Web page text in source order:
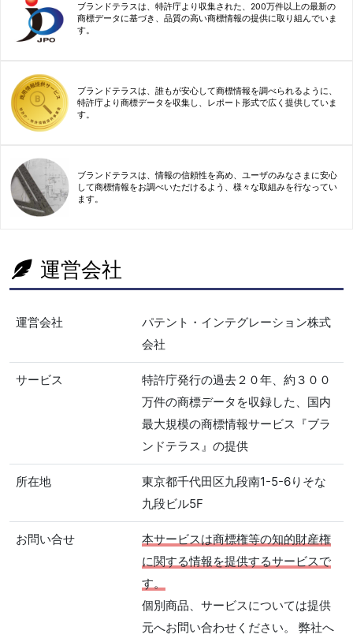
ブランドテラスは、特許庁より収集された、200万件以上の最新の
商標データに基づき、品質の高い商標情報の提供に取り組んでいま
す。
ブランドテラスは、誰もが安心して商標情報を調べられるように、
特許庁より商標データを収集し、レポート形式で広く提供していま
す。
ブランドテラスは、情報の信頼性を高め、ユーザのみなさまに安心
して商標情報をお調べいただけるよう、様々な取組みを行なってい
ます。
運営会社
運営会社
パテント・インテグレーション株式
会社
サービス
特許庁発行の過去２０年、約３００
万件の商標データを収録した、国内
最大規模の商標情報サービス『ブラ
ンドテラス』の提供
所在地
東京都千代田区九段南1-5-6りそな
九段ビル5F
お問い合せ
本サービスは商標権等の知的財産権
に関する情報を提供するサービスで
す。
個別商品、サービスについては提供
元へお問い合わせください。 弊社へ